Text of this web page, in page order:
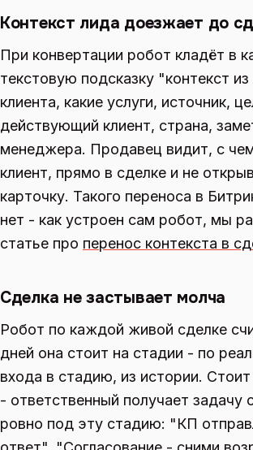
Контекст лида доезжает до
При конвертации робот кладёт в
текстовую подсказку "контекст
клиента, какие услуги, источник,
действующий клиент, страна,
менеджера. Продавец видит, с
клиент, прямо в сделке и не
карточку. Такого переноса в
нет - как устроен сам робот, мы
статье про перенос контекста в
Сделка не застывает молча
Робот по каждой живой сделке
дней она стоит на стадии - по
входа в стадию, из истории.
- ответственный получает задачу
ровно под эту стадию: "КП